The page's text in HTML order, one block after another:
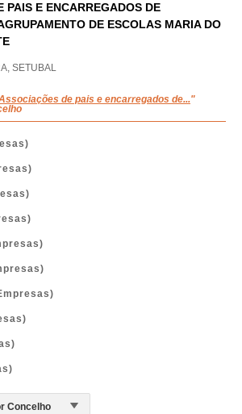
PAIS E ENCARREGADOS DE
DE ESCOLAS MARIA DO
SETUBAL
de pais e encarregados de..."